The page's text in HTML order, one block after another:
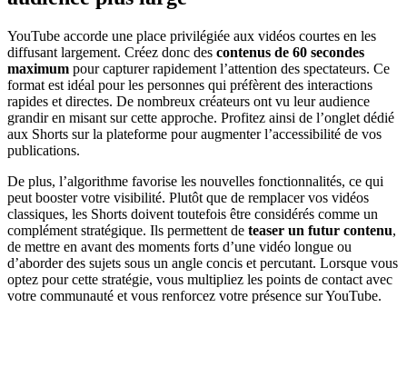
YouTube accorde une place privilégiée aux vidéos courtes en les
diffusant largement. Créez donc des contenus de 60 secondes
maximum pour capturer rapidement l’attention des spectateurs. Ce
format est idéal pour les personnes qui préfèrent des interactions
rapides et directes. De nombreux créateurs ont vu leur audience
grandir en misant sur cette approche. Profitez ainsi de l’onglet dédié
aux Shorts sur la plateforme pour augmenter l’accessibilité de vos
publications.
De plus, l’algorithme favorise les nouvelles fonctionnalités, ce qui
peut booster votre visibilité. Plutôt que de remplacer vos vidéos
classiques, les Shorts doivent toutefois être considérés comme un
complément stratégique. Ils permettent de teaser un futur contenu,
de mettre en avant des moments forts d’une vidéo longue ou
d’aborder des sujets sous un angle concis et percutant. Lorsque vous
optez pour cette stratégie, vous multipliez les points de contact avec
votre communauté et vous renforcez votre présence sur YouTube.